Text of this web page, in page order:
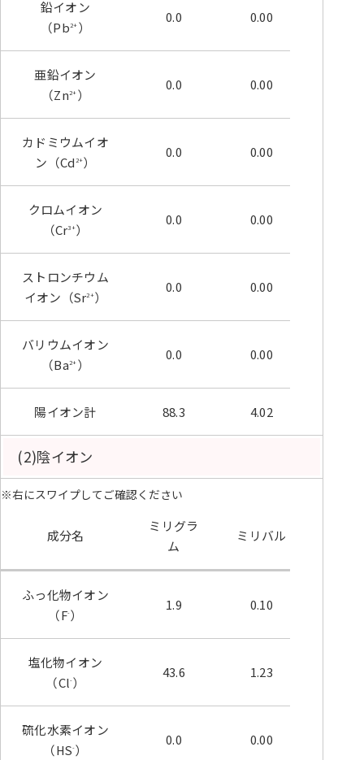
鉛イオン
（Pb2+）
0.0 0.00
亜鉛イオン
（Zn2+）
0.0 0.00
カドミウムイオ
ン（Cd2+）
0.0 0.00
クロムイオン
（Cr3+）
0.0 0.00
ストロンチウム
イオン（Sr2+）
0.0 0.00
バリウムイオン
（Ba2+）
0.0 0.00
陽イオン計 88.3 4.02
(2)陰イオン
※右にスワイプしてご確認ください
成分名
ミリグラ
ム
ミリバル
ふっ化物イオン
（F-）
1.9 0.10
塩化物イオン
（Cl-）
43.6 1.23
硫化水素イオン
（HS-）
0.0 0.00